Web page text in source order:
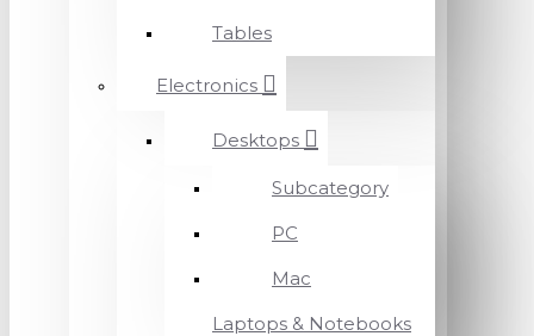
Tables
Electronics
Desktops
Subcategory
PC
Mac
Laptops & Notebooks